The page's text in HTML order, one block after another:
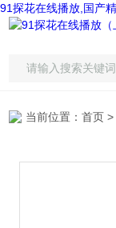
91探花在线播放,国产
当前位置：首页 >